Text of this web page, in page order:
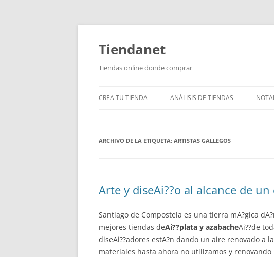
Saltar
contenido
Tiendanet
Tiendas online donde comprar
CREA TU TIENDA ANÁLISIS DE TIENDAS
ARCHIVO DE LA ETIQUETA: ARTISTAS GALLEGOS
Arte y diseAi??o al alcance de un
Santiago de Compostela es una tierra mA?gica
mejores tiendas deAi??plata y azabacheAi??de
diseAi??adores estA?n dando un aire renovado a
materiales hasta ahora no utilizamos y